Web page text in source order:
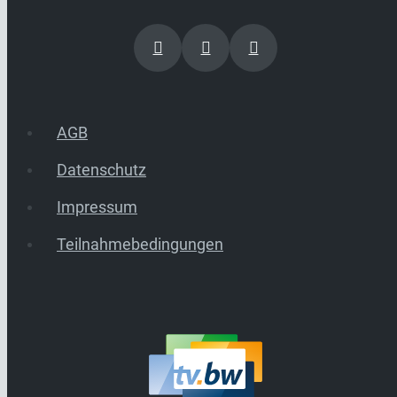
AGB
Datenschutz
Impressum
Teilnahmebedingungen